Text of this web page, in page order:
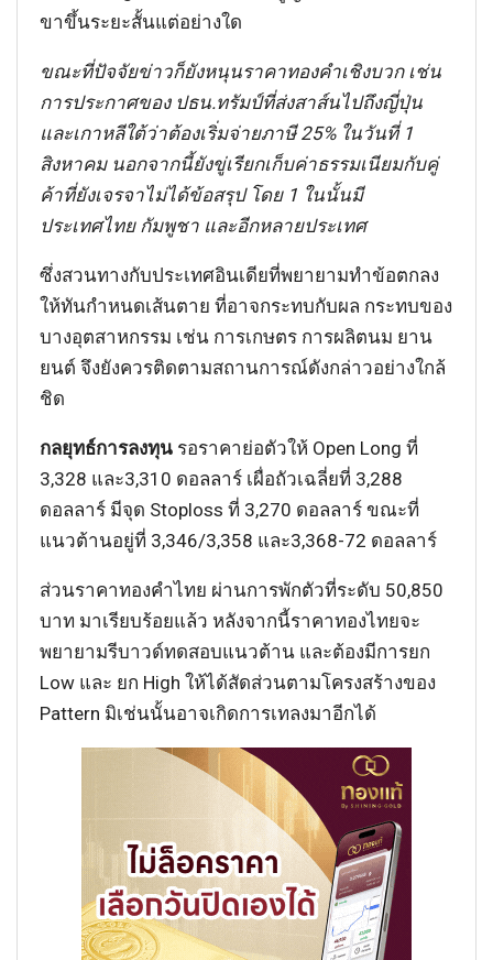
ขาขึ้นระยะสั้นแต่อย่างใด
ขณะที่ปัจจัยข่าวก็ยังหนุนราคาทองคำเชิงบวก เช่น
การประกาศของ ปธน.ทรัมป์ที่ส่งสาส์นไปถึงญี่ปุ่น
และเกาหลีใต้ว่าต้องเริ่มจ่ายภาษี 25% ในวันที่ 1
สิงหาคม นอกจากนี้ยังขู่เรียกเก็บค่าธรรมเนียมกับคู่
ค้าที่ยังเจรจาไม่ได้ข้อสรุป โดย 1 ในนั้นมี
ประเทศไทย กัมพูชา และอีกหลายประเทศ
ซึ่งสวนทางกับประเทศอินเดียที่พยายามทำข้อตกลง
ให้ทันกำหนดเส้นตาย ที่อาจกระทบกับผล กระทบของ
บางอุตสาหกรรม เช่น การเกษตร การผลิตนม ยาน
ยนต์ จึงยังควรติดตามสถานการณ์ดังกล่าวอย่างใกล้
ชิด
กลยุทธ์การลงทุน รอราคาย่อตัวให้ Open Long ที่
3,328 และ3,310 ดอลลาร์ เผื่อถัวเฉลี่ยที่ 3,288
ดอลลาร์ มีจุด Stoploss ที่ 3,270 ดอลลาร์ ขณะที่
แนวต้านอยู่ที่ 3,346/3,358 และ3,368-72 ดอลลาร์
ส่วนราคาทองคำไทย ผ่านการพักตัวที่ระดับ 50,850
บาท มาเรียบร้อยแล้ว หลังจากนี้ราคาทองไทยจะ
พยายามรีบาวด์ทดสอบแนวต้าน และต้องมีการยก
Low และ ยก High ให้ได้สัดส่วนตามโครงสร้างของ
Pattern มิเช่นนั้นอาจเกิดการเทลงมาอีกได้